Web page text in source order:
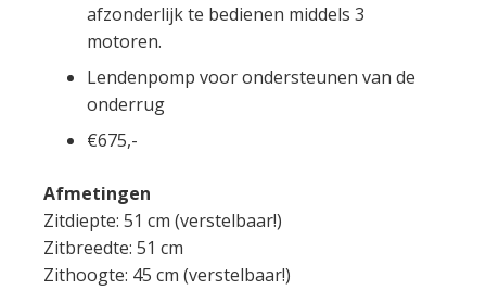
afzonderlijk te bedienen middels 3
motoren.
Lendenpomp voor ondersteunen van de
onderrug
€675,-
Afmetingen
Zitdiepte: 51 cm (verstelbaar!)
Zitbreedte: 51 cm
Zithoogte: 45 cm (verstelbaar!)